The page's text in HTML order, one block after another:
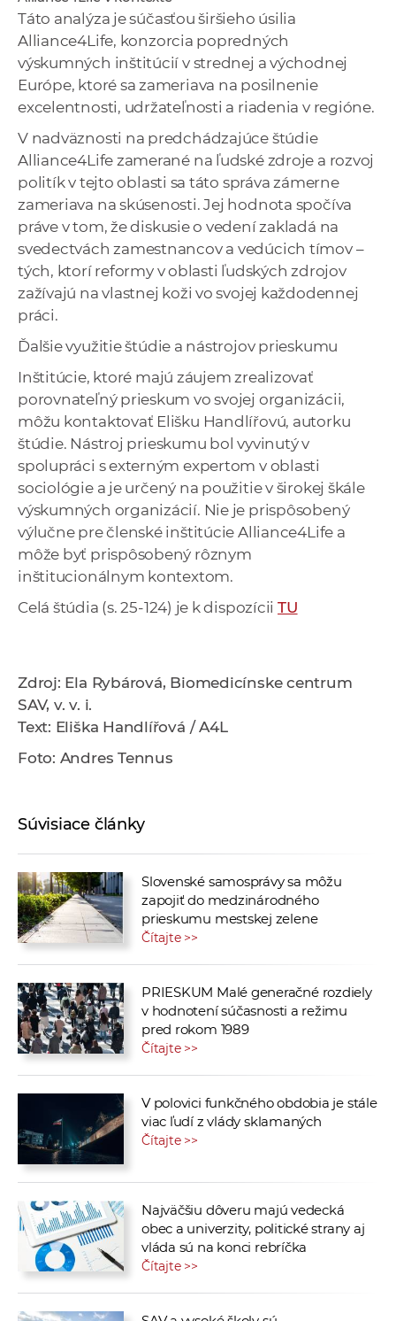
Táto analýza je súčasťou širšieho úsilia
Alliance4Life, konzorcia popredných
výskumných inštitúcií v strednej a východnej
Európe, ktoré sa zameriava na posilnenie
excelentnosti, udržateľnosti a riadenia v regióne.
V nadväznosti na predchádzajúce štúdie
Alliance4Life zamerané na ľudské zdroje a rozvoj
politík v tejto oblasti sa táto správa zámerne
zameriava na skúsenosti. Jej hodnota spočíva
práve v tom, že diskusie o vedení zakladá na
svedectvách zamestnancov a vedúcich tímov –
tých, ktorí reformy v oblasti ľudských zdrojov
zažívajú na vlastnej koži vo svojej každodennej
práci.
Ďalšie využitie štúdie a nástrojov prieskumu
Inštitúcie, ktoré majú záujem zrealizovať
porovnateľný prieskum vo svojej organizácii,
môžu kontaktovať Elišku Handlířovú, autorku
štúdie. Nástroj prieskumu bol vyvinutý v
spolupráci s externým expertom v oblasti
sociológie a je určený na použitie v širokej škále
výskumných organizácií. Nie je prispôsobený
výlučne pre členské inštitúcie Alliance4Life a
môže byť prispôsobený rôznym
inštitucionálnym kontextom.
Celá štúdia (s. 25-124) je k dispozícii TU
Zdroj: Ela Rybárová, Biomedicínske centrum
SAV, v. v. i.
Text: Eliška Handlířová / A4L
Foto: Andres Tennus
Súvisiace články
Slovenské samosprávy sa môžu
zapojiť do medzinárodného
prieskumu mestskej zelene
Čítajte >>
PRIESKUM Malé generačné rozdiely
v hodnotení súčasnosti a režimu
pred rokom 1989
Čítajte >>
V polovici funkčného obdobia je stále
viac ľudí z vlády sklamaných
Čítajte >>
Najväčšiu dôveru majú vedecká
obec a univerzity, politické strany aj
vláda sú na konci rebríčka
Čítajte >>